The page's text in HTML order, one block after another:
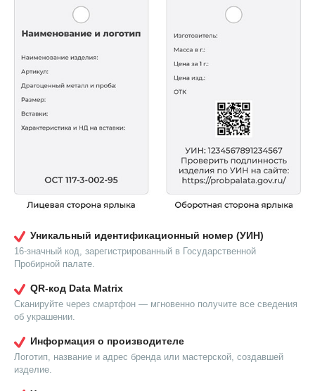
Уникальный идентификационный номер (УИН)
16-значный код, зарегистрированный в Государственной
Пробирной палате.
QR-код Data Matrix
Сканируйте через смартфон — мгновенно получите все сведения
об украшении.
Информация о производителе
Логотип, название и адрес бренда или мастерской, создавшей
изделие.